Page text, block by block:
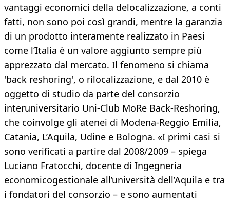
vantaggi economici della delocalizzazione, a conti
fatti, non sono poi così grandi, mentre la garanzia
di un prodotto interamente realizzato in Paesi
come l’Italia è un valore aggiunto sempre più
apprezzato dal mercato. Il fenomeno si chiama
'back reshoring', o rilocalizzazione, e dal 2010 è
oggetto di studio da parte del consorzio
interuniversitario Uni-Club MoRe Back-Reshoring,
che coinvolge gli atenei di Modena-Reggio Emilia,
Catania, L’Aquila, Udine e Bologna. «I primi casi si
sono verificati a partire dal 2008/2009 – spiega
Luciano Fratocchi, docente di Ingegneria
economicogestionale all’università dell’Aquila e tra
i fondatori del consorzio – e sono aumentati